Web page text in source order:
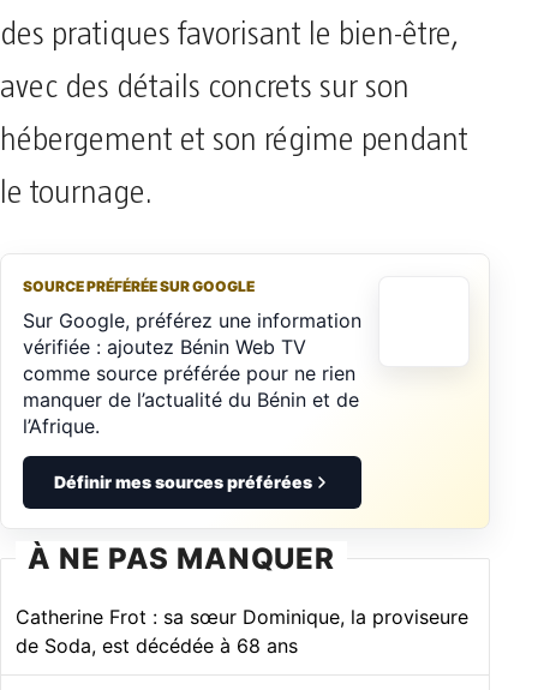
des pratiques favorisant le bien-être,
avec des détails concrets sur son
hébergement et son régime pendant
le tournage.
SOURCE PRÉFÉRÉE SUR GOOGLE
Sur Google, préférez une information
vérifiée : ajoutez Bénin Web TV
comme source préférée pour ne rien
manquer de l’actualité du Bénin et de
l’Afrique.
Définir mes sources préférées
À NE PAS MANQUER
Catherine Frot : sa sœur Dominique, la proviseure
de Soda, est décédée à 68 ans